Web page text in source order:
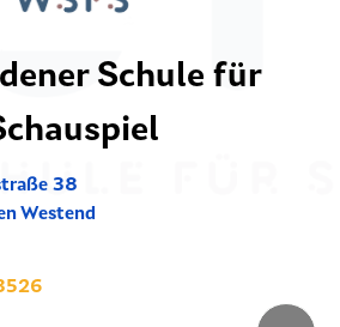
Schule für
38
Westend